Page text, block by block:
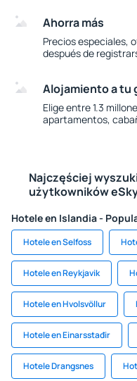
Ahorra más
Precios especiales,
después de
Alojamiento a tu
Elige entre 1.3
apartamentos,
Najczęściej
użytkowników
Hotele en Islandia -
Hotele en Selfoss
Hotele en Reykjavik
Hotele en Hvolsvöllur
Hotele en Einarsstađir
Hotele Drangsnes